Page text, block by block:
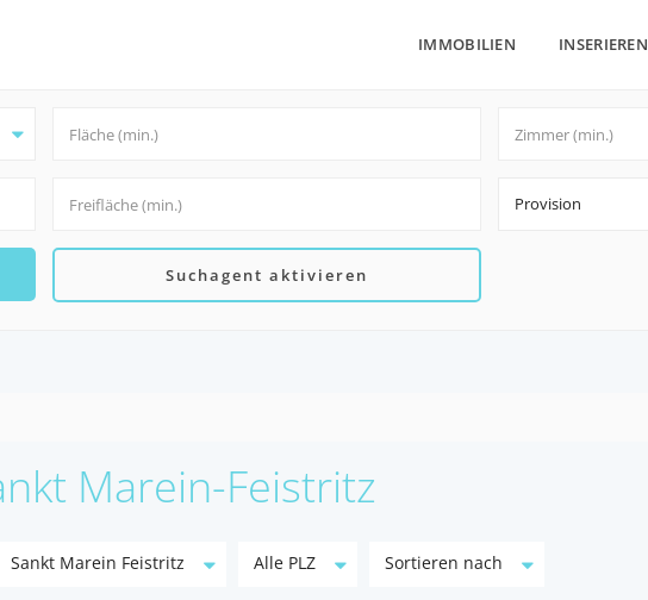
IMMOBILIEN INSERIEREN
Provision
Suchagent aktivieren
Marein-Feistritz
Sankt Marein Feistritz Alle PLZ Sortieren nach